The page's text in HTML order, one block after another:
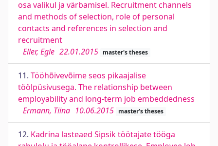
osa valikul ja värbamisel. Recruitment channels
and methods of selection, role of personal
contacts and references in selection and
recruitment
Eller, Egle 22.01.2015 master's theses
11. Tööhõivevõime seos pikaajalise
töölpüsivusega. The relationship between
employability and long-term job embeddedness
Ermann, Tiina 10.06.2015 master's theses
12. Kadrina lasteaed Sipsik töötajate tööga